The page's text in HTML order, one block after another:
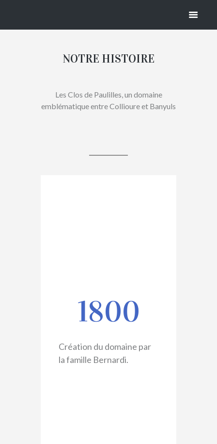
NOTRE HISTOIRE
Les Clos de Paulilles, un domaine
emblématique entre Collioure et Banyuls
1800
Création du domaine par
la famille Bernardi.